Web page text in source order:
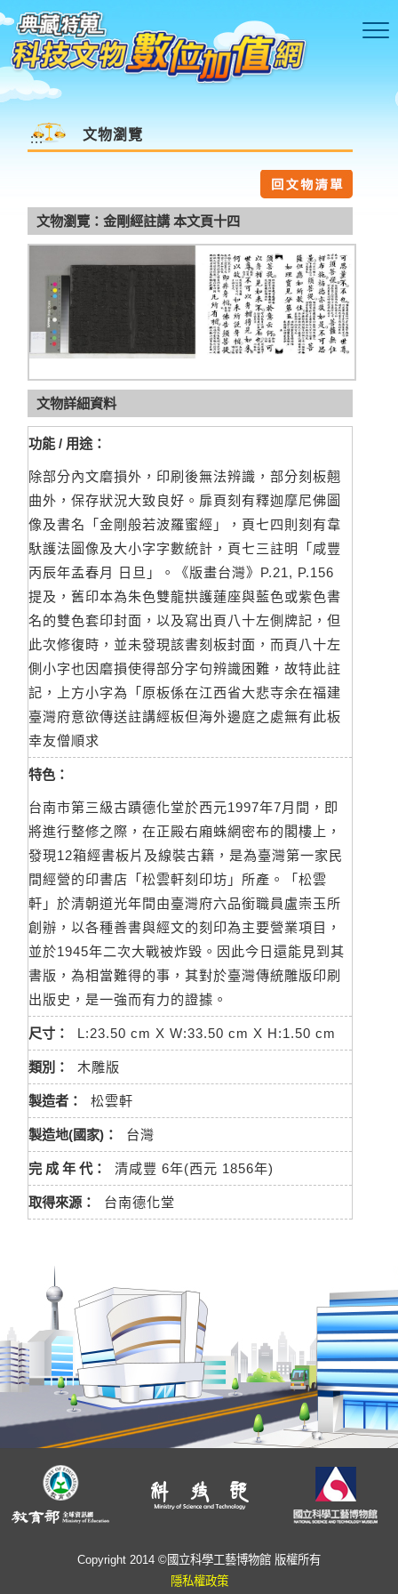
跳到主要內容區塊
::: 文物瀏覽
文物瀏覽：金剛經註講 本文頁十四
文物詳細資料
功能 / 用途：
除部分內文磨損外，印刷後無法辨識，部分刻板翹
曲外，保存狀況大致良好。扉頁刻有釋迦摩尼佛圖
像及書名「金剛般若波羅蜜經」，頁七四則刻有韋
馱護法圖像及大小字字數統計，頁七三註明「咸豐
丙辰年孟春月 日旦」。《版畫台灣》P.21, P.156
提及，舊印本為朱色雙龍拱護蓮座與藍色或紫色書
名的雙色套印封面，以及寫出頁八十左側牌記，但
此次修復時，並未發現該書刻板封面，而頁八十左
側小字也因磨損使得部分字句辨識困難，故特此註
記，上方小字為「原板係在江西省大悲寺余在福建
臺灣府意欲傳送註講經板但海外邊庭之處無有此板
幸友僧順求
特色：
台南市第三級古蹟德化堂於西元1997年7月間，即
將進行整修之際，在正殿右廂蛛網密布的閣樓上，
發現12箱經書板片及線裝古籍，是為臺灣第一家民
間經營的印書店「松雲軒刻印坊」所產。「松雲
軒」於清朝道光年間由臺灣府六品銜職員盧崇玉所
創辦，以各種善書與經文的刻印為主要營業項目，
並於1945年二次大戰被炸毀。因此今日還能見到其
書版，為相當難得的事，其對於臺灣傳統雕版印刷
出版史，是一強而有力的證據。
尺寸： L:23.50 cm X W:33.50 cm X H:1.50 cm
類別： 木雕版
製造者： 松雲軒
製造地(國家)： 台灣
完 成 年 代： 清咸豐 6年(西元 1856年)
取得來源： 台南德化堂
Copyright 2014 ©國立科學工藝博物館 版權所有
隱私權政策